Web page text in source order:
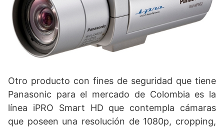
Otro producto con fines de seguridad que tiene
Panasonic para el mercado de Colombia es la
línea iPRO Smart HD que contempla cámaras
que poseen una resolución de 1080p, cropping,